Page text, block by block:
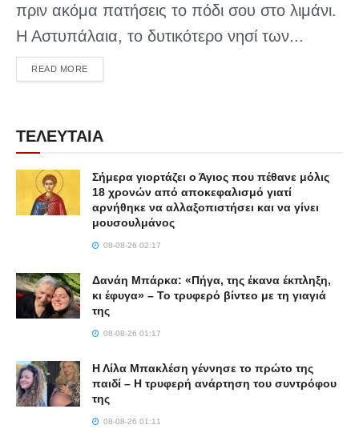
πριν ακόμα πατήσεις το πόδι σου στο λιμάνι.
Η Αστυπάλαια, το δυτικότερο νησί των...
READ MOREDETAILS
ΤΕΛΕΥΤΑΙΑ
Σήμερα γιορτάζει ο Άγιος που πέθανε μόλις
18 χρονών από αποκεφαλισμό γιατί
αρνήθηκε να αλλαξοπιστήσει και να γίνει
μουσουλμάνος
08-08-26 02:17
Δανάη Μπάρκα: «Πήγα, της έκανα έκπληξη,
κι έφυγα» – Το τρυφερό βίντεο με τη γιαγιά
της
08-08-26 01:17
Η Λίλα Μπακλέση γέννησε το πρώτο της
παιδί – Η τρυφερή ανάρτηση του συντρόφου
της
08-08-26 01:11